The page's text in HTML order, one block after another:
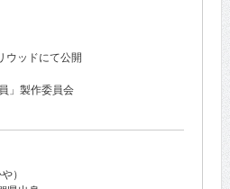
ウッドにて公開
」製作委員会
）